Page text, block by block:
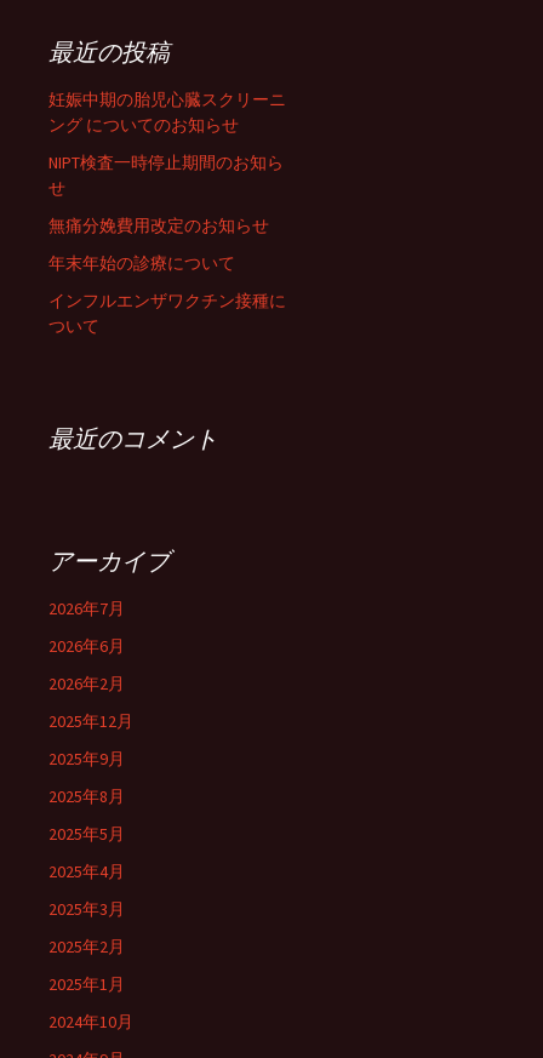
最近の投稿
妊娠中期の胎児心臓スクリーニ
ング についてのお知らせ
NIPT検査一時停止期間のお知ら
せ
無痛分娩費用改定のお知らせ
年末年始の診療について
インフルエンザワクチン接種に
ついて
最近のコメント
アーカイブ
2026年7月
2026年6月
2026年2月
2025年12月
2025年9月
2025年8月
2025年5月
2025年4月
2025年3月
2025年2月
2025年1月
2024年10月